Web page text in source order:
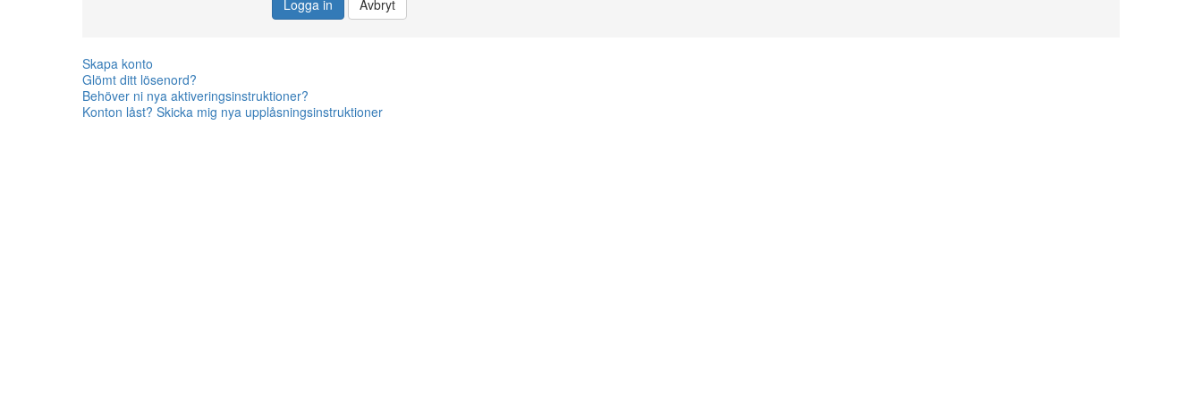
Logga in Avbryt
Skapa konto
Glömt ditt lösenord?
Behöver ni nya aktiveringsinstruktioner?
Konton låst? Skicka mig nya upplåsningsinstruktioner